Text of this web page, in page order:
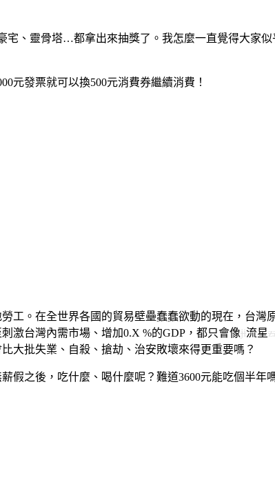
、靈骨塔…都拿出來抽獎了。我怎麼一直覺得大家
元發票就可以換500元消費券繼續消費！
工。在全世界各國的貿易壁壘蠢蠢欲動的現在，台灣
激台灣內需市場、增加0.X %的GDP，都只會像ji流星
大批失業、自殺、搶劫、治安敗壞來得更重要嗎？
之後，吃什麼、喝什麼呢？難道3600元能吃個半年